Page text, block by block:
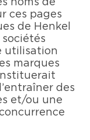
noms de
ces pages
de Henkel
sociétés
utilisation
marques
des
et/ou une